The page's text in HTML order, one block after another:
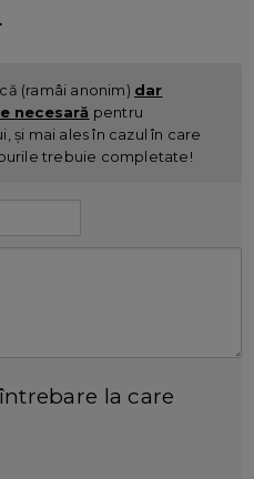
(ramâi anonim) dar
necesară pentru
și mai ales în cazul în care
trebuie completate!
la care